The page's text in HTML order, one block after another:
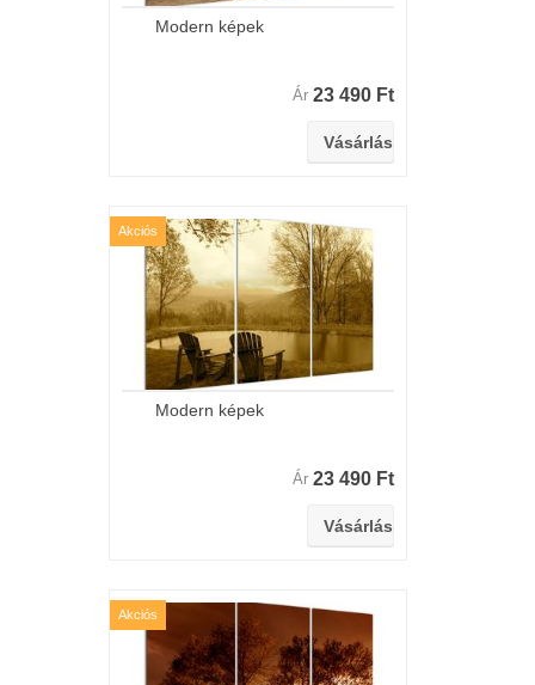
Modern képek
Ár 23 490 Ft
Modern képek
Ár 23 490 Ft
Akciós
Akciós